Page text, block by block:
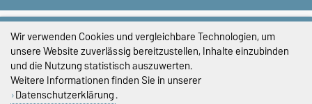
Impressum
Datenschutz
Barrierefreiheit
Wir verwenden Cookies und vergleichbare Technologien, um
unsere Website zuverlässig bereitzustellen, Inhalte einzubinden
und die Nutzung statistisch auszuwerten.
Weitere Informationen finden Sie in unserer
Datenschutzerklärung.